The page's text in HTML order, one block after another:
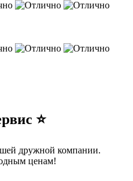
⭐️
дружной компании.
ценам!